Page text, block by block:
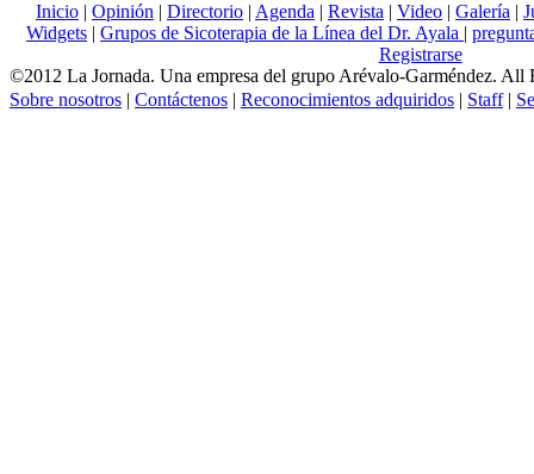
Inicio | Opinión | Directorio | Agenda | Revista | Video | Galería |
Widgets | Grupos de Sicoterapia de la Línea del Dr. Ayala |
Registrarse
©2012 La Jornada. Una empresa del grupo Arévalo-Garméndez. All
Sobre nosotros | Contáctenos | Reconocimientos adquiridos | Staff|